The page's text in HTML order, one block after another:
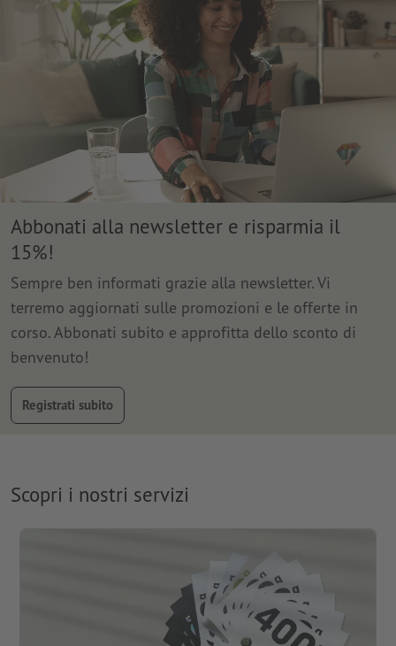
Abbonati alla newsletter e risparmia il
15%!
Sempre ben informati grazie alla newsletter. Vi
terremo aggiornati sulle promozioni e le offerte in
corso. Abbonati subito e approfitta dello sconto di
benvenuto!
Registrati subito
Scopri i nostri servizi